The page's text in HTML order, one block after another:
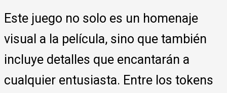
Este juego no solo es un homenaje
visual a la película, sino que también
incluye detalles que encantarán a
cualquier entusiasta. Entre los tokens